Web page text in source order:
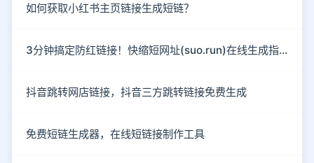
如何获取小红书主页链接生成短链？
3分钟搞定防红链接！快缩短网址(suo.run)在线生成指南
抖音跳转网店链接，抖音三方跳转链接免费生成
免费短链生成器，在线短链接制作工具